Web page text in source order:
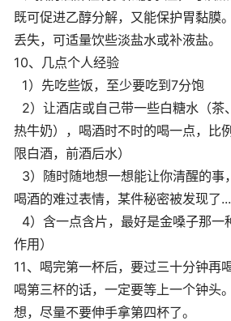
既可促进乙醇分解，又能保护胃黏膜
丢失，可适量饮些淡盐水或补液盐。
10、几点个人经验
1）先吃些饭，至少要吃到7分饱
2）让酒店或自己带一些白糖水（茶
热牛奶），喝酒时不时的喝一点，比
限白酒，前酒后水）
3）随时随地想一想能让你清醒的事
喝酒的难过表情，某件秘密被发现了
4）含一点含片，最好是金嗓子那一
作用）
11、喝完第一杯后，要过三十分钟再
喝第三杯的话，一定要等上一个钟头
想，尽量不要伸手拿第四杯了。